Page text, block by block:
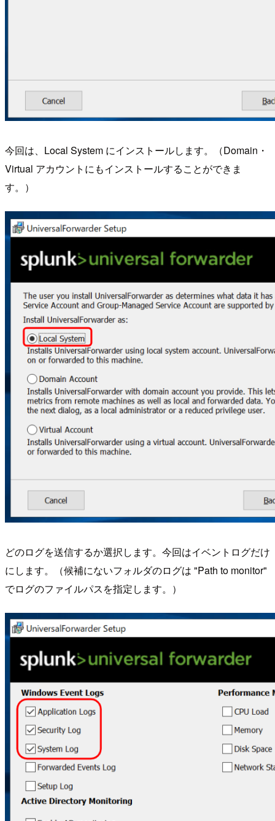
今回は、Local System にインストールします。（Domain・
Virtual アカウントにもインストールすることができま
す。）
どのログを送信するか選択します。今回はイベントログだけ
にします。（候補にないフォルダのログは "Path to monitor"
でログのファイルパスを指定します。）